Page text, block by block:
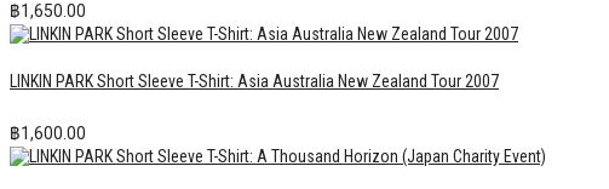
฿1,650.00
LINKIN PARK Short Sleeve T-Shirt: Asia Australia New Zealand Tour 2007
฿1,600.00